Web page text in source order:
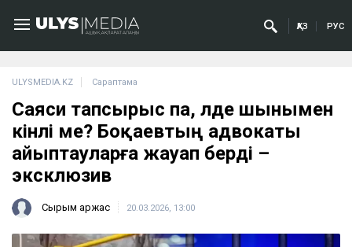
ҚАЗ РУС
ULYSMEDIA.KZ Сараптама
Саяси тапсырыс па, әлде шынымен
кінәлі ме? Боқаевтың адвокаты
айыптауларға жауап берді –
эксклюзив
Сырым Қаржас 20.03.2026, 13:00